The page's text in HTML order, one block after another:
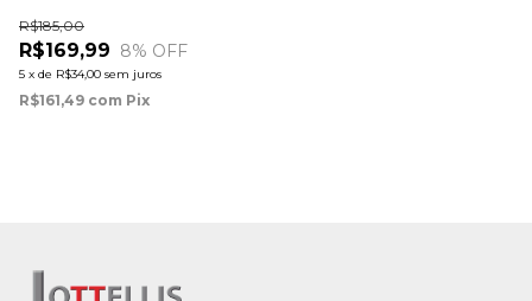
R$169,99
R$185,00
8% OFF
5 x de R$34,00 sem juros
R$161,49 com Pix